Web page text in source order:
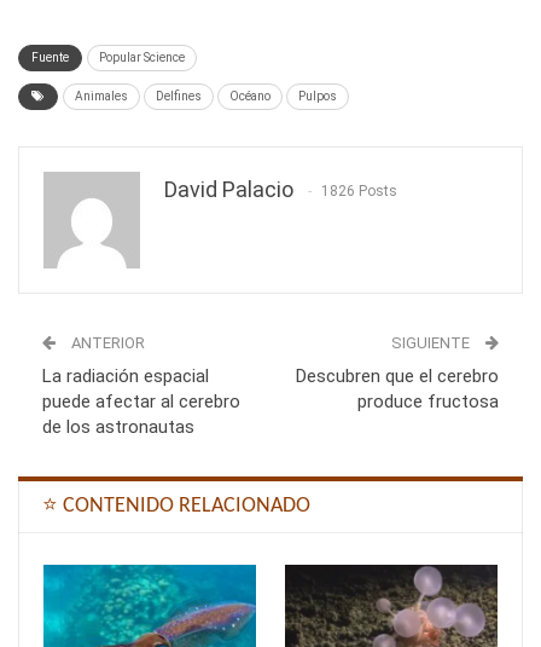
Fuente Popular Science
Animales Delfines Océano Pulpos
David Palacio 1826 Posts
ANTERIOR
La radiación espacial
puede afectar al cerebro
de los astronautas
SIGUIENTE
Descubren que el cerebro
produce fructosa
⭐ CONTENIDO RELACIONADO